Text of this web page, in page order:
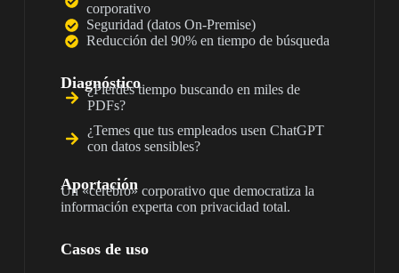
corporativo
Seguridad (datos On-Premise)
Reducción del 90% en tiempo de búsqueda
Diagnóstico
¿Pierdes tiempo buscando en miles de
PDFs?
¿Temes que tus empleados usen ChatGPT
con datos sensibles?
Aportación
Un «cerebro» corporativo que democratiza la
información experta con privacidad total.
Casos de uso